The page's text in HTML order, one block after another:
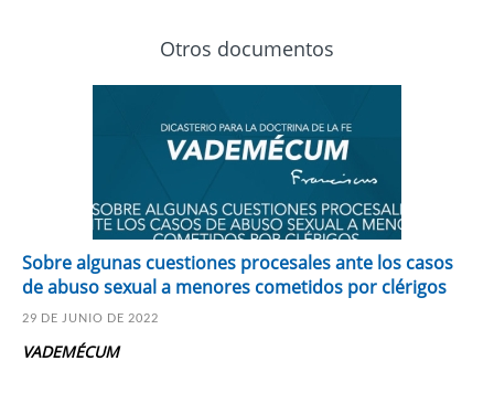
Otros documentos
Sobre algunas cuestiones procesales ante los casos
de abuso sexual a menores cometidos por clérigos
29 DE JUNIO DE 2022
VADEMÉCUM